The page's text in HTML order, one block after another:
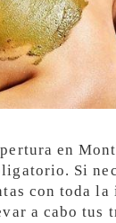
en
Si
con toda la
a cabo tus